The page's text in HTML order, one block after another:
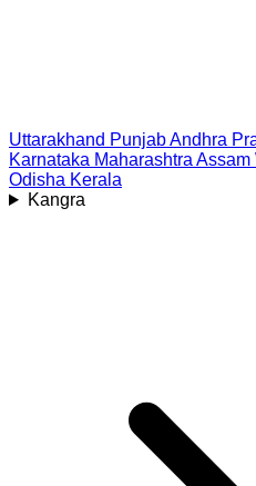
Uttarakhand PunjabAndhra
Karnataka Maharashtra Assam
Odisha Kerala
Kangra